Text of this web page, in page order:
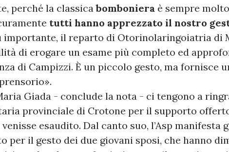
perché la classicabomboniera è sempre
tutti hanno apprezzato il nostro
importante, il reparto di Otorinolaringoiatria di
di erogare un esame più completo ed
di Campizzi. È un piccolo gesto, ma fornisce
Giada - conclude la nota - ci tengono a
provinciale di Crotone per il supporto
esaudito. Dal canto suo, l’Asp manifesta
per il gesto dei due giovani sposi, che hanno